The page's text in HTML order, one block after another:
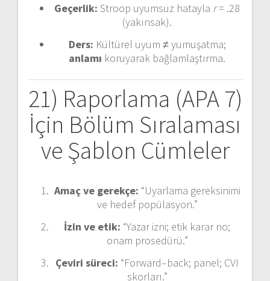
Geçerlik: Stroop uyumsuz hatayla r= .28
(yakınsak).
Ders: Kültürel uyum ≠ yumuşatma;
anlamı koruyarak bağlamlaştırma.
21) Raporlama (APA 7)
İçin Bölüm Sıralaması
ve Şablon Cümleler
Amaç ve gerekçe: “Uyarlama gereksinimi
ve hedef popülasyon.”
İzin ve etik: “Yazar izni; etik karar no;
onam prosedürü.”
Çeviri süreci: “Forward–back; panel; CVI
skorları.”